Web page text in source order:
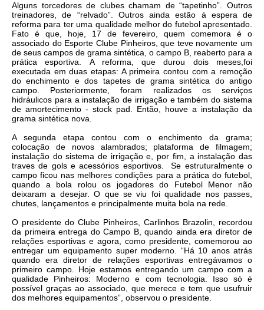
Alguns torcedores de clubes chamam de “tapetinho”. Outros
treinadores, de “relvado”. Outros ainda estão à espera de
reforma para ter uma qualidade melhor do futebol apresentado.
Fato é que, hoje, 17 de fevereiro, quem comemora é o
associado do Esporte Clube Pinheiros, que teve novamente um
de seus campos de grama sintética, o campo B, reaberto para a
prática esportiva. A reforma, que durou dois meses,foi
executada em duas etapas: A primeira contou com a remoção
do enchimento e dos tapetes de grama sintética do antigo
campo. Posteriormente, foram realizados os serviços
hidráulicos para a instalação de irrigação e também do sistema
de amortecimento - stock pad. Então, houve a instalação da
grama sintética nova.
A segunda etapa contou com o enchimento da grama;
colocação de novos alambrados; plataforma de filmagem;
instalação do sistema de irrigação e, por fim, a instalação das
traves de gols e acessórios esportivos. Se estruturalmente o
campo ficou nas melhores condições para a prática do futebol,
quando a bola rolou os jogadores do Futebol Menor não
deixaram a desejar. O que se viu foi qualidade nos passes,
chutes, lançamentos e principalmente muita bola na rede.
O presidente do Clube Pinheiros, Carlinhos Brazolin, recordou
da primeira entrega do Campo B, quando ainda era diretor de
relações esportivas e agora, como presidente, comemorou ao
entregar um equipamento super moderno. “Há 10 anos atrás
quando era diretor de relações esportivas entregávamos o
primeiro campo. Hoje estamos entregando um campo com a
qualidade Pinheiros: Moderno e com tecnologia. Isso só é
possível graças ao associado, que merece e tem que usufruir
dos melhores equipamentos”, observou o presidente.